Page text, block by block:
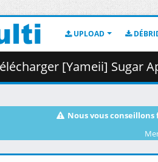
UPLOAD
[Yameii] Sugar Apple
Nous vous